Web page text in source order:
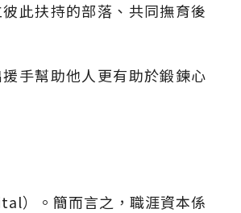
此扶持的部落、共同撫育後
手幫助他人更有助於鍛鍊心
）。簡而言之，職涯資本係